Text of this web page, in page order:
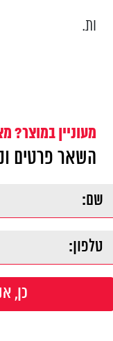
ות.
מעוניין במוצר?
השאר פרטים